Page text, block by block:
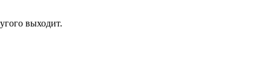
выходит.